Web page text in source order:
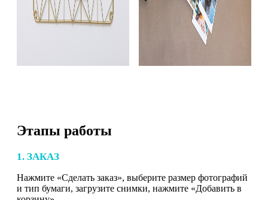
Этапы работы
1. ЗАКАЗ
Нажмите «Сделать заказ», выберите размер фотографий
и тип бумаги, загрузите снимки, нажмите «Добавить в